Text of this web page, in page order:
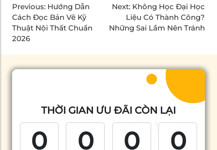
Previous: Hướng Dẫn
Cách Đọc Bản Vẽ Kỹ
Thuật Nội Thất Chuẩn
2026
Next: Không Học Đại Học
Liệu Có Thành Công?
Những Sai Lầm Nên Tránh
THỜI GIAN ƯU ĐÃI CÒN LẠI
0 0 0 0